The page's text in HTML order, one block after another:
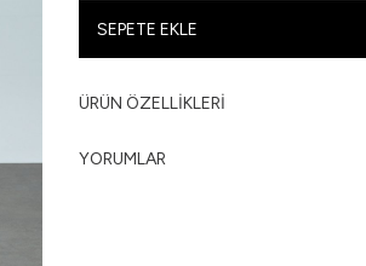
SEPETE EKLE
ÜRÜN ÖZELLIKLERI
YORUMLAR